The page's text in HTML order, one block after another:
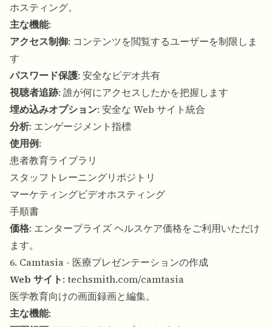
ホスティング。
主な機能:
アクセス制御: コンテンツを閲覧するユーザーを制限しま
す
パスワード保護: 安全なビデオ共有
視聴者追跡: 誰が何にアクセスしたかを把握します
埋め込みオプション: 安全な Web サイト統合
分析: エンゲージメント指標
使用例:
患者教育ライブラリ
スタッフトレーニングリポジトリ
マーケティングビデオホスティング
手順書
価格: エンタープライズ ヘルスケア価格をご利用いただけ
ます。
6. Camtasia - 医療プレゼンテーションの作成
Web サイト: techsmith.com/camtasia
医学教育向けの画面録画と編集。
主な機能: